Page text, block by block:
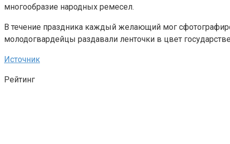
многообразие народных ремесел.
В течение праздника каждый желающий мог
молодогвардейцы раздавали ленточки в цвет
Источник
Рейтинг